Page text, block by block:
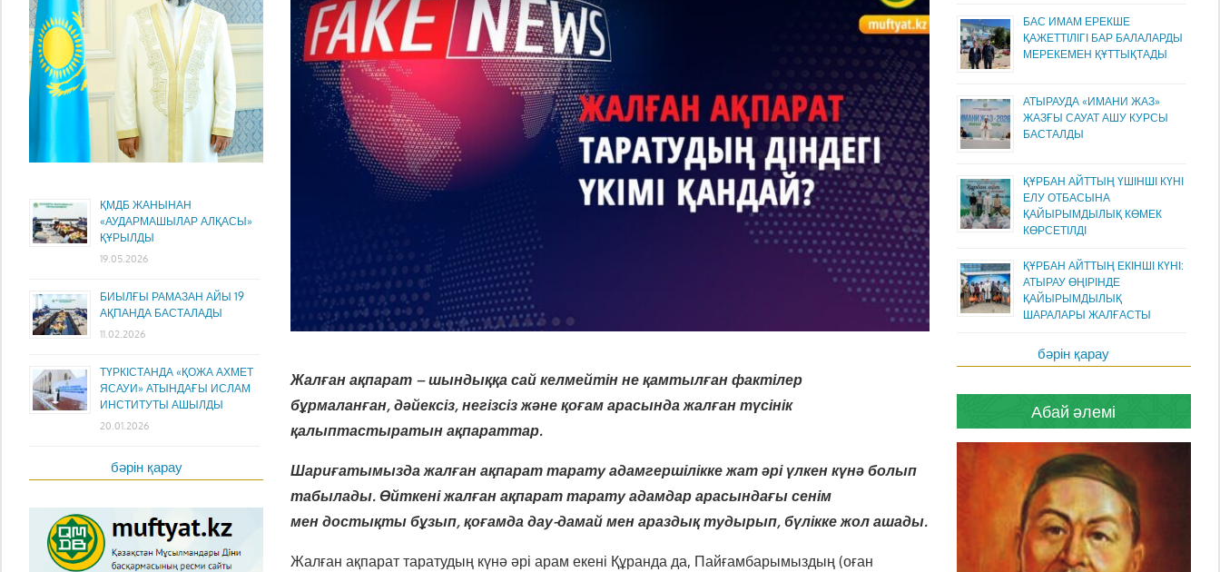
Жалған ақпарат – шындыққа сай келмейтін не қамтылған фактілер
бұрмаланған, дәйексіз, негізсіз және қоғам арасында жалған түсінік
қалыптастыратын ақпараттар.
Шариғатымызда жалған ақпарат тарату адамгершілікке жат әрі үлкен күнә болып
табылады. Өйткені жалған ақпарат тарату адамдар арасындағы сенім
мен достықты бұзып, қоғамда дау-дамай мен араздық тудырып, бүлікке жол ашады.
Жалған ақпарат таратудың күнә әрі арам екені Құранда да, Пайғамбарымыздың (оған
ҚМДБ ЖАНЫНАН
«АУДАРМАШЫЛАР АЛҚАСЫ»
ҚҰРЫЛДЫ
19.05.2026
БИЫЛҒЫ РАМАЗАН АЙЫ 19
АҚПАНДА БАСТАЛАДЫ
11.02.2026
ТҮРКІСТАНДА «ҚОЖА АХМЕТ
ЯСАУИ» АТЫНДАҒЫ ИСЛАМ
ИНСТИТУТЫ АШЫЛДЫ
20.01.2026
бәрін қарау
БАС ИМАМ ЕРЕКШЕ
ҚАЖЕТТІЛІГІ БАР БАЛАЛАРДЫ
МЕРЕКЕМЕН ҚҰТТЫҚТАДЫ
АТЫРАУДА «ИМАНИ ЖАЗ»
ЖАЗҒЫ САУАТ АШУ КУРСЫ
БАСТАЛДЫ
ҚҰРБАН АЙТТЫҢ ҮШІНШІ КҮНІ
ЕЛУ ОТБАСЫНА
ҚАЙЫРЫМДЫЛЫҚ КӨМЕК
КӨРСЕТІЛДІ
ҚҰРБАН АЙТТЫҢ ЕКІНШІ КҮНІ:
АТЫРАУ ӨҢІРІНДЕ
ҚАЙЫРЫМДЫЛЫҚ
ШАРАЛАРЫ ЖАЛҒАСТЫ
бәрін қарау
Абай әлемі